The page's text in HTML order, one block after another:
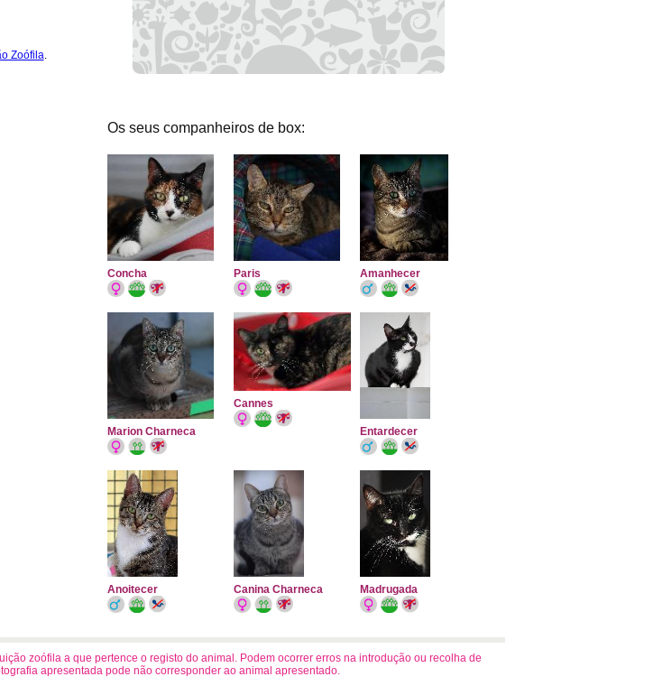
Zoófila.
Os seus companheiros de box:
Concha Paris Amanhecer
Marion Charneca
Cannes
Entardecer
Anoitecer Canina Charneca Madrugada
zoófila a que pertence o registo do animal. Podem ocorrer erros na introdução ou recolha de
apresentada pode não corresponder ao animal apresentado.